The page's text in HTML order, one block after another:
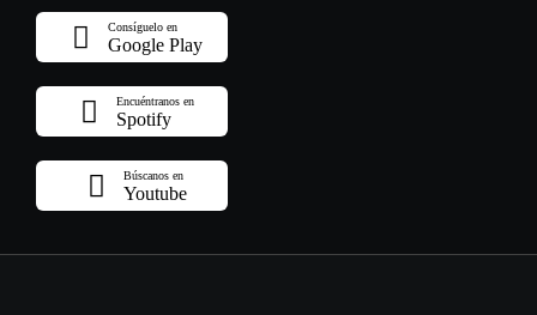
Consíguelo en
Google Play
Encuéntranos en
Spotify
Búscanos en
Youtube